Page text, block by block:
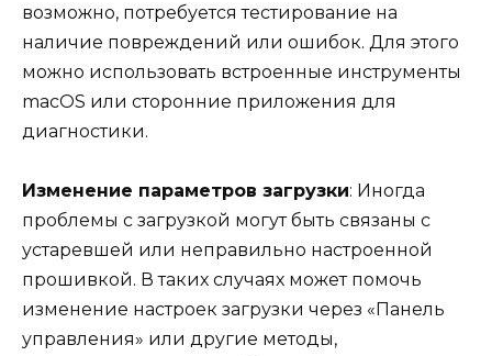
возможно, потребуется тестирование на
наличие повреждений или ошибок. Для этого
можно использовать встроенные инструменты
macOS или сторонние приложения для
диагностики.
Изменение параметров загрузки: Иногда
проблемы с загрузкой могут быть связаны с
устаревшей или неправильно настроенной
прошивкой. В таких случаях может помочь
изменение настроек загрузки через «Панель
управления» или другие методы,